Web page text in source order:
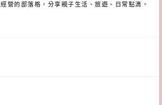
營的部落格，分享親子生活、旅遊、日常點滴。